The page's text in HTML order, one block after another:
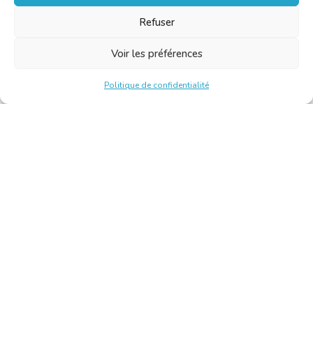
Refuser
Voir les préférences
Politique de confidentialité